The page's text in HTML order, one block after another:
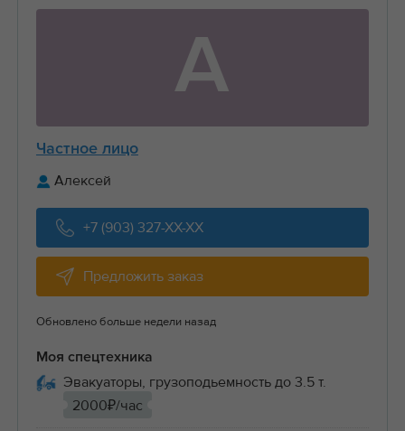
А
Частное лицо
Алексей
+7 (903) 327-XX-XX
Предложить заказ
Обновлено больше недели назад
Моя спецтехника
Эвакуаторы, грузоподьемность до 3.5 т.
2000₽/час